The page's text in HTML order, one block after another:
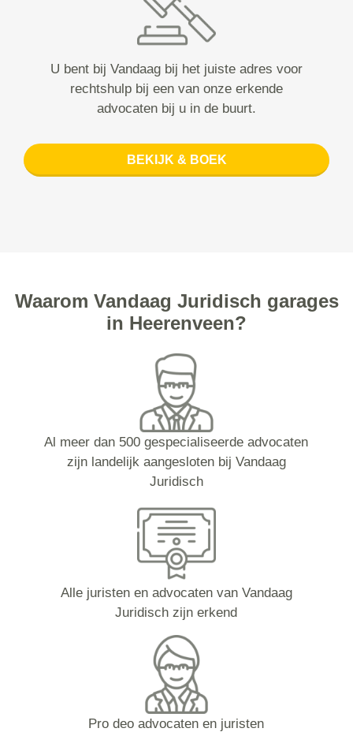
U bent bij Vandaag bij het juiste adres voor
rechtshulp bij een van onze erkende
advocaten bij u in de buurt.
BEKIJK & BOEK
Waarom Vandaag Juridisch garages
in Heerenveen?
Al meer dan 500 gespecialiseerde advocaten
zijn landelijk aangesloten bij Vandaag
Juridisch
Alle juristen en advocaten van Vandaag
Juridisch zijn erkend
Pro deo advocaten en juristen